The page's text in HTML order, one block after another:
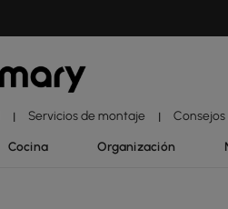
| Servicios de montaje |
Cocina Organización